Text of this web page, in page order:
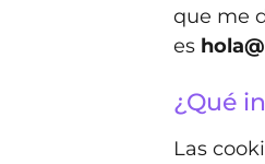
que me
es
¿Qué
Las